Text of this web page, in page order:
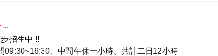
~
步招生中 !!
09:30~16:30、中間午休一小時、共計二日12小時